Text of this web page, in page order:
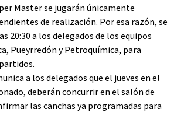
Master se jugarán únicamente
de realización. Por esa razón, se
20:30 a los delegados de los equipos
Pueyrredón y Petroquímica, para
a los delegados que el jueves en el
deberán concurrir en el salón de
las canchas ya programadas para